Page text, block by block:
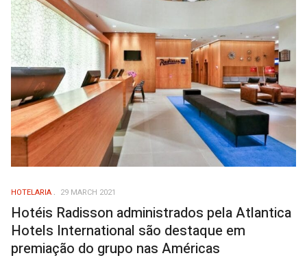
HOTELARIA 29 MARCH 2021
Hotéis Radisson administrados pela Atlantica
Hotels International são destaque em
premiação do grupo nas Américas